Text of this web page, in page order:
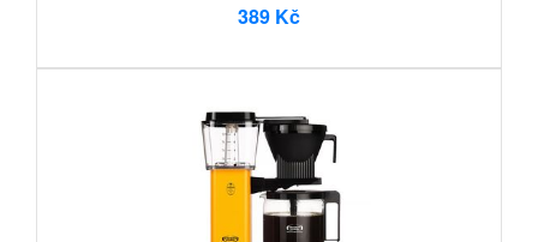
389 Kč